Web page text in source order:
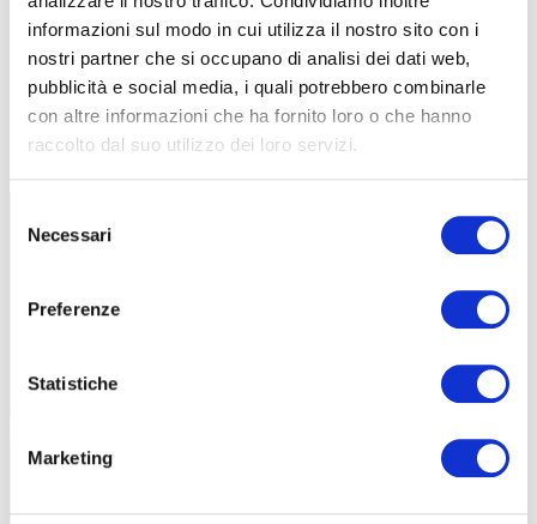
informazioni sul modo in cui utilizza il nostro sito con i
nostri partner che si occupano di analisi dei dati web,
pubblicità e social media, i quali potrebbero combinarle
con altre informazioni che ha fornito loro o che hanno
raccolto dal suo utilizzo dei loro servizi.
delNecessari
Preferenze
Statistiche
Marketing